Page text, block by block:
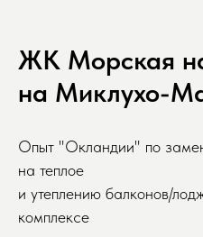
ЖК Морская
на Миклухо-
Опыт "Окландии" по
на теплое
и утеплению балконов/
комплексе